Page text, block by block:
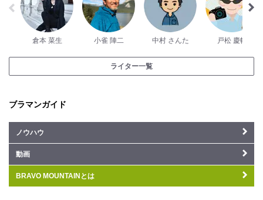
倉本 菜生 小雀 陣二 中村 さんた 戸松 慶輔
ライター一覧
ブラマンガイド
ノウハウ
動画
BRAVO MOUNTAINとは